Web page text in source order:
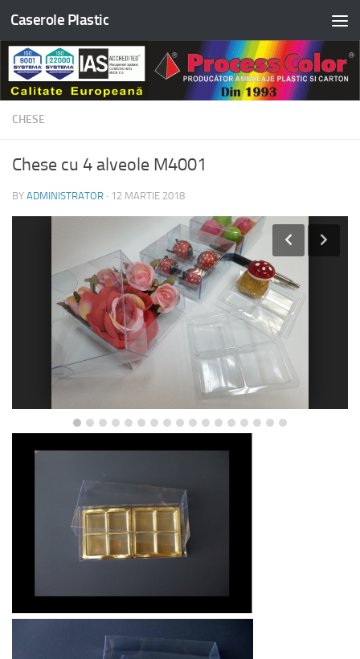
Skip to content
Caserole Plastic
CHESE
Chese cu 4 alveole M4001
BY ADMINISTRATOR · 12 MARTIE 2018